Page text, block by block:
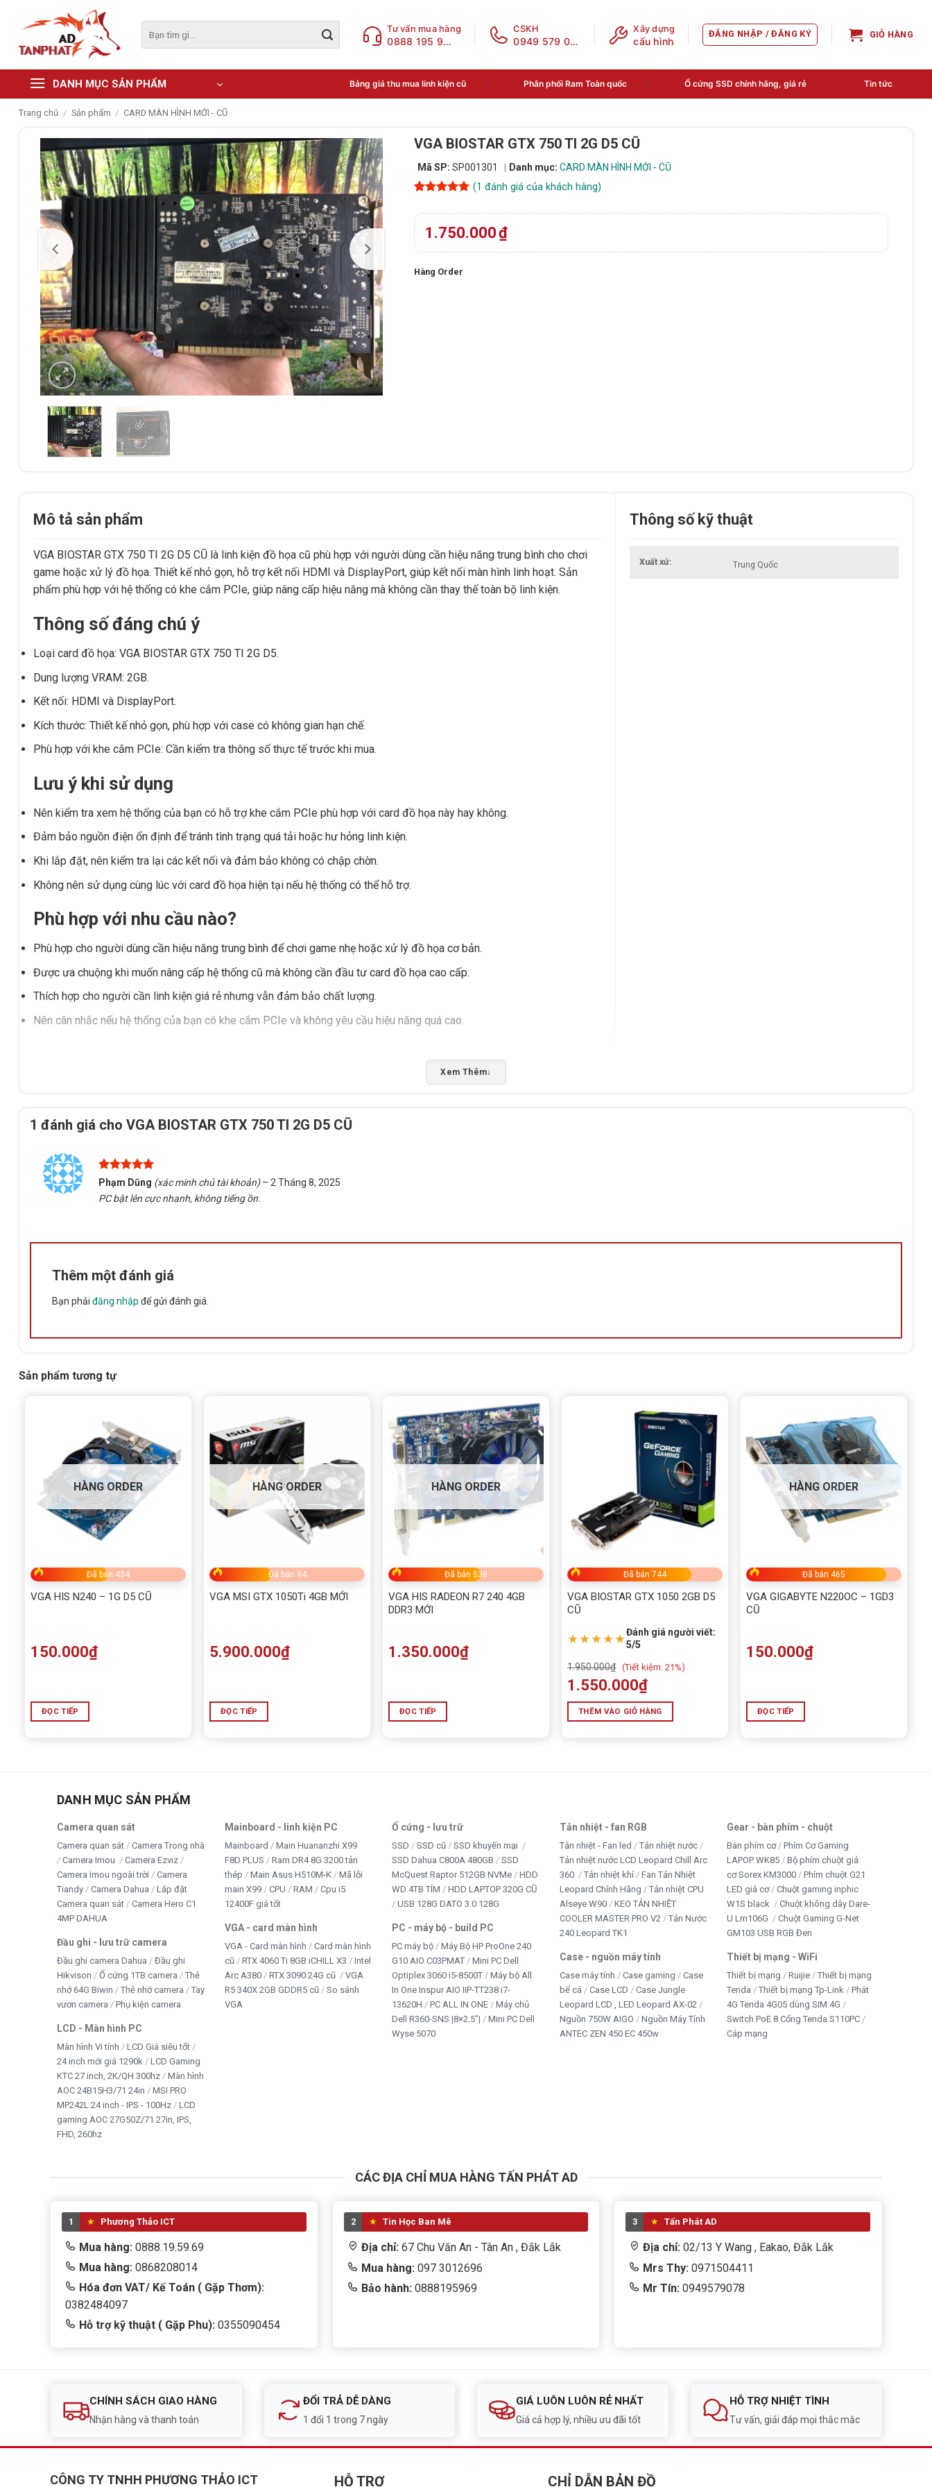
content
kiếm:
Tư vấn mua hàng
0888 195 969
CSKH
0949 579 078
Xây dựng
cấu hình
ĐĂNG NHẬP / ĐĂNG KÝ GIỎ HÀNG
DANH MỤC SẢN PHẨM Bảng giá thu mua linh kiện cũ Phân phối Ram Toàn quốc Ổ cứng SSD chính hãng, giá rẻ Tin tức
Trang chủ / Sản phẩm / CARD MÀN HÌNH MỚI - CŨ
VGA BIOSTAR GTX 750 TI 2G D5 CŨ
Mã SP: SP001301 Danh mục: CARD MÀN HÌNH MỚI - CŨ
dựa trên
đánh giá
(1 đánh giá của khách hàng)
1.750.000₫
Hàng Order
Mô tả sản phẩm
VGA BIOSTAR GTX 750 TI 2G D5 CŨ là linh kiện đồ họa cũ phù hợp với người dùng cần hiệu năng trung bình cho chơi
game hoặc xử lý đồ họa. Thiết kế nhỏ gọn, hỗ trợ kết nối HDMI và DisplayPort, giúp kết nối màn hình linh hoạt. Sản
phẩm phù hợp với hệ thống có khe cắm PCIe, giúp nâng cấp hiệu năng mà không cần thay thế toàn bộ linh kiện.
Thông số đáng chú ý
Loại card đồ họa: VGA BIOSTAR GTX 750 TI 2G D5.
Dung lượng VRAM: 2GB.
Kết nối: HDMI và DisplayPort.
Kích thước: Thiết kế nhỏ gọn, phù hợp với case có không gian hạn chế.
Phù hợp với khe cắm PCIe: Cần kiểm tra thông số thực tế trước khi mua.
Lưu ý khi sử dụng
Nên kiểm tra xem hệ thống của bạn có hỗ trợ khe cắm PCIe phù hợp với card đồ họa này hay không.
Đảm bảo nguồn điện ổn định để tránh tình trạng quá tải hoặc hư hỏng linh kiện.
Khi lắp đặt, nên kiểm tra lại các kết nối và đảm bảo không có chập chờn.
Không nên sử dụng cùng lúc với card đồ họa hiện tại nếu hệ thống có thể hỗ trợ.
Phù hợp với nhu cầu nào?
Phù hợp cho người dùng cần hiệu năng trung bình để chơi game nhẹ hoặc xử lý đồ họa cơ bản.
Được ưa chuộng khi muốn nâng cấp hệ thống cũ mà không cần đầu tư card đồ họa cao cấp.
Thích hợp cho người cần linh kiện giá rẻ nhưng vẫn đảm bảo chất lượng.
Nên cân nhắc nếu hệ thống của bạn có khe cắm PCIe và không yêu cầu hiệu năng quá cao.
chọn đúng sản phẩm, hỗ trợ kiểm tra tương thích và nhận báo giá nhanh chóng. Chúng tôi cung cấp dịch vụ giao
hàng/tư vấn tại Buôn Ma Thuột, Đắk Lắk, giúp bạn dễ dàng tiếp cận sản phẩm chất lượng.
Thông số kỹ thuật
Xuất xứ Trung Quốc
Xem Thêm↓
1 đánh giá cho VGA BIOSTAR GTX 750 TI 2G D5 CŨ
Được xếp
hạng
5
sao
Phạm Dũng (xác minh chủ tài khoản) – 2 Tháng 8, 2025
PC bật lên cực nhanh, không tiếng ồn.
Thêm một đánh giá
Bạn phải đăng nhập để gửi đánh giá.
Sản phẩm tương tự
HÀNG ORDER
Đã bán 434
VGA HIS N240 – 1G D5 CŨ
150.000₫
ĐỌC TIẾP
HÀNG ORDER
Đã bán 94
VGA MSI GTX 1050Ti 4GB MỚI
5.900.000₫
ĐỌC TIẾP
HÀNG ORDER
Đã bán 538
VGA HIS RADEON R7 240 4GB
DDR3 MỚI
1.350.000₫
ĐỌC TIẾP
Đã bán 744
VGA BIOSTAR GTX 1050 2GB D5
CŨ
★★★★★Đánh giá người viết:
5/5
1.950.000₫ (Tiết kiệm: 21%)
1.550.000₫
THÊM VÀO GIỎ HÀNG
HÀNG ORDER
Đã bán 465
VGA GIGABYTE N220OC – 1GD3
CŨ
150.000₫
ĐỌC TIẾP
DANH MỤC SẢN PHẨM
Camera quan sát
Camera quan sát
Camera Trong nhà
Camera Imou
Camera Ezviz
Camera Imou ngoài trời
Camera
Tiandy
Camera Dahua
Lắp đặt
Camera quan sát
Camera Hero C1
4MP DAHUA
Đầu ghi - lưu trữ camera
Đầu ghi camera Dahua
Đầu ghi
Hikvison
Ổ cứng 1TB camera
Thẻ
nhớ 64G Biwin
Thẻ nhớ camera
Tay
vươn camera
Phụ kiện camera
LCD - Màn hình PC
Màn hình Vi tính
LCD Giá siêu tốt
24 inch mới giá 1290k
LCD Gaming
KTC 27 inch, 2K/QH 300hz
Màn hình
AOC 24B15H3/71 24in
MSI PRO
MP242L 24 inch - IPS - 100Hz
LCD
gaming AOC 27G50Z/71 27in, IPS,
FHD, 260hz
Mainboard - linh kiện PC
Mainboard
Main Huananzhi X99
F8D PLUS
Ram DR4 8G 3200 tản
thép
Main Asus H510M-K
Mã lỗi
main X99
CPU RAM
Cpu i5
12400F giá tốt
VGA - card màn hình
VGA - Card màn hình
Card màn hình
cũ
RTX 4060 Ti 8GB iCHILL X3
Intel
Arc A380
RTX 3090 24G cũ
VGA
R5 340X 2GB GDDR5 cũ
So sánh
VGA
Ổ cứng - lưu trữ
SSD SSD cũ
SSD khuyến mại
SSD Dahua C800A 480GB
SSD
McQuest Raptor 512GB NVMe
HDD
WD 4TB TÍM
HDD LAPTOP 320G CŨ
USB 128G DATO 3.0 128G
PC - máy bộ - build PC
PC máy bộ
Máy Bộ HP ProOne 240
G10 AIO C03PMAT
Mini PC Dell
Optiplex 3060 i5-8500T
Máy bộ All
In One Inspur AIO IIP-TT238 i7-
13620H
PC ALL IN ONE
Máy chủ
Dell R360-SNS |8×2.5”|
Mini PC Dell
Wyse 5070
Tản nhiệt - fan RGB
Tản nhiệt - Fan led
Tản nhiệt nước
Tản nhiệt nước LCD Leopard Chill Arc
360
Tản nhiệt khí
Fan Tản Nhiệt
Leopard Chính Hãng
Tản nhiệt CPU
Alseye W90
KEO TẢN NHIỆT
COOLER MASTER PRO V2
Tản Nước
240 Leopard TK1
Case - nguồn máy tính
Case máy tính Case gaming
Case
bể cá
Case LCD
Case Jungle
Leopard LCD , LED Leopard AX-02
Nguồn 750W AIGO
Nguồn Máy Tính
ANTEC ZEN 450 EC 450w
Gear - bàn phím - chuột
Bàn phím cơ
Phím Cơ Gaming
LAPOP WK85
Bộ phím chuột giả
cơ Sorex KM3000
Phím chuột G21
LED giả cơ
Chuột gaming inphic
W1S black
Chuột không dây Dare-
U Lm106G
Chuột Gaming G-Net
GM103 USB RGB Đen
Thiết bị mạng - WiFi
Thiết bị mạng Ruijie
Thiết bị mạng
Tenda
Thiết bị mạng Tp-Link
Phát
4G Tenda 4G05 dùng SIM 4G
Switch PoE 8 Cổng Tenda S110PC
Cáp mạng
CÁC ĐỊA CHỈ MUA HÀNG TẤN PHÁT AD
1 Phương Thảo ICT
Mua hàng: 0888.19.59.69
Mua hàng: 0868208014
Hóa đơn VAT/ Kế Toán ( Gặp Thơm):
0382484097
Hỗ trợ kỹ thuật ( Gặp Phu): 0355090454
2 Tin Học Ban Mê
Địa chỉ: 67 Chu Văn An - Tân An , Đắk Lắk
Mua hàng: 097 3012696
Bảo hành: 0888195969
3 Tấn Phát AD
Địa chỉ:02/13 Y Wang , Eakao, Đắk Lắk
Mrs Thy: 0971504411
Mr Tín: 0949579078
CHÍNH SÁCH GIAO HÀNG
Nhận hàng và thanh toán
ĐỔI TRẢ DỄ DÀNG
1 đổi 1 trong 7 ngày
GIÁ LUÔN LUÔN RẺ NHẤT
Giá cả hợp lý, nhiều ưu đãi tốt
HỖ TRỢ NHIỆT TÌNH
Tư vấn, giải đáp mọi thắc mắc
CÔNG TY TNHH PHƯƠNG THẢO ICT HỖ TRỢ CHỈ DẪN BẢN ĐỒ